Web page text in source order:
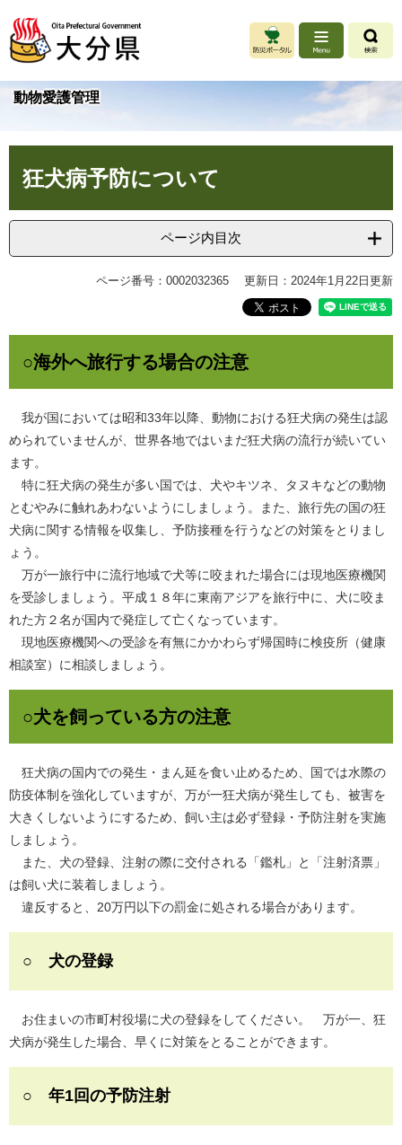
ジ
先
ュ
を
動物愛護管理
狂犬病予防について
ページ内目次
ページ番号：0002032365 更新日：2024年1月22日更新
○海外へ旅行する場合の注意
我が国においては昭和33年以降、動物における狂犬病の発生は認
められていませんが、世界各地ではいまだ狂犬病の流行が続いてい
ます。
特に狂犬病の発生が多い国では、犬やキツネ、タヌキなどの動物
とむやみに触れあわないようにしましょう。また、旅行先の国の狂
犬病に関する情報を収集し、予防接種を行うなどの対策をとりまし
ょう。
万が一旅行中に流行地域で犬等に咬まれた場合には現地医療機関
を受診しましょう。平成１８年に東南アジアを旅行中に、犬に咬ま
れた方２名が国内で発症して亡くなっています。
現地医療機関への受診を有無にかかわらず帰国時に検疫所（健康
相談室）に相談しましょう。
○犬を飼っている方の注意
狂犬病の国内での発生・まん延を食い止めるため、国では水際の
防疫体制を強化していますが、万が一狂犬病が発生しても、被害を
大きくしないようにするため、飼い主は必ず登録・予防注射を実施
しましょう。
また、犬の登録、注射の際に交付される「鑑札」と「注射済票」
は飼い犬に装着しましょう。
違反すると、20万円以下の罰金に処される場合があります。
○ 犬の登録
お住まいの市町村役場に犬の登録をしてください。 万が一、狂
犬病が発生した場合、早くに対策をとることができます。
○ 年1回の予防注射